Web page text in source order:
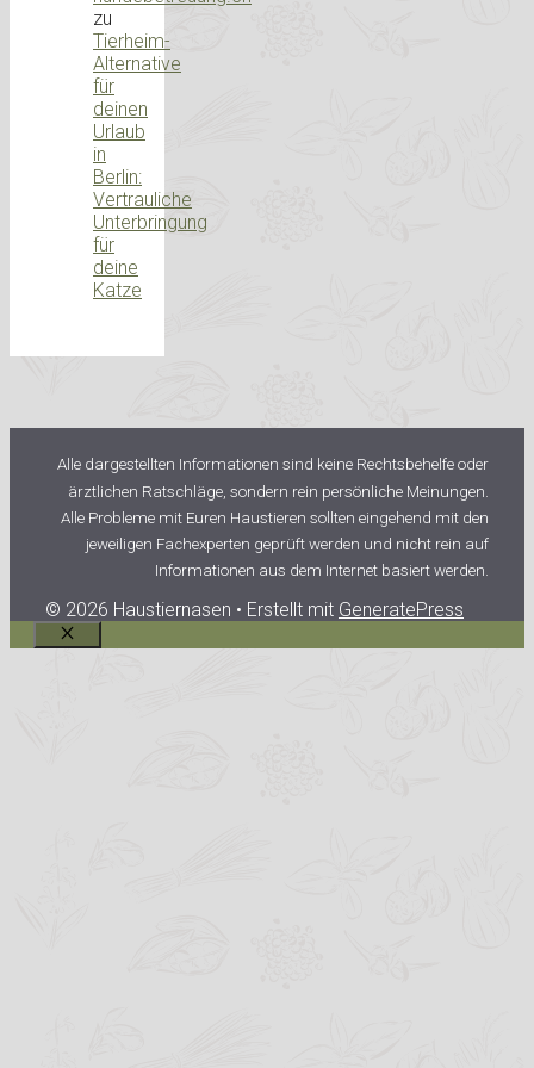
zu
Tierheim-
Alternative
für
deinen
Urlaub
in
Berlin:
Vertrauliche
Unterbringung
für
deine
Katze
Alle dargestellten Informationen sind keine Rechtsbehelfe oder
ärztlichen Ratschläge, sondern rein persönliche Meinungen.
Alle Probleme mit Euren Haustieren sollten eingehend mit den
jeweiligen Fachexperten geprüft werden und nicht rein auf
Informationen aus dem Internet basiert werden.
© 2026 Haustiernasen • Erstellt mit GeneratePress
Schließen